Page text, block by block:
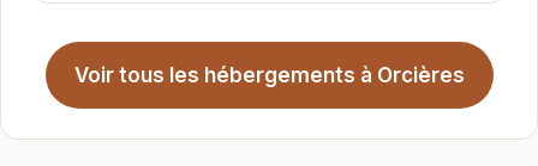
Voir tous les hébergements à Orcières